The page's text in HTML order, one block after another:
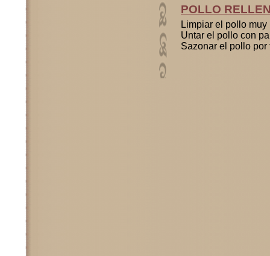
POLLO
Limpiar el pollo
Untar el pollo con
Sazonar el pollo por